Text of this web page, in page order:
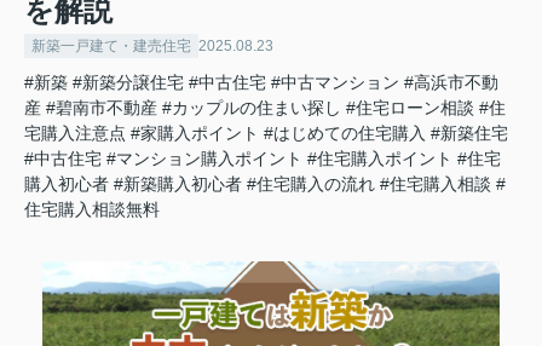
を解説
新築一戸建て・建売住宅 2025.08.23
#新築 #新築分譲住宅 #中古住宅 #中古マンション #高浜市不動
産 #碧南市不動産 #カップルの住まい探し #住宅ローン相談 #住
宅購入注意点 #家購入ポイント #はじめての住宅購入 #新築住宅
#中古住宅 #マンション購入ポイント #住宅購入ポイント #住宅
購入初心者 #新築購入初心者 #住宅購入の流れ #住宅購入相談 #
住宅購入相談無料